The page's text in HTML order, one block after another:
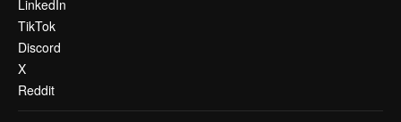
LinkedIn
TikTok
Discord
X
Reddit